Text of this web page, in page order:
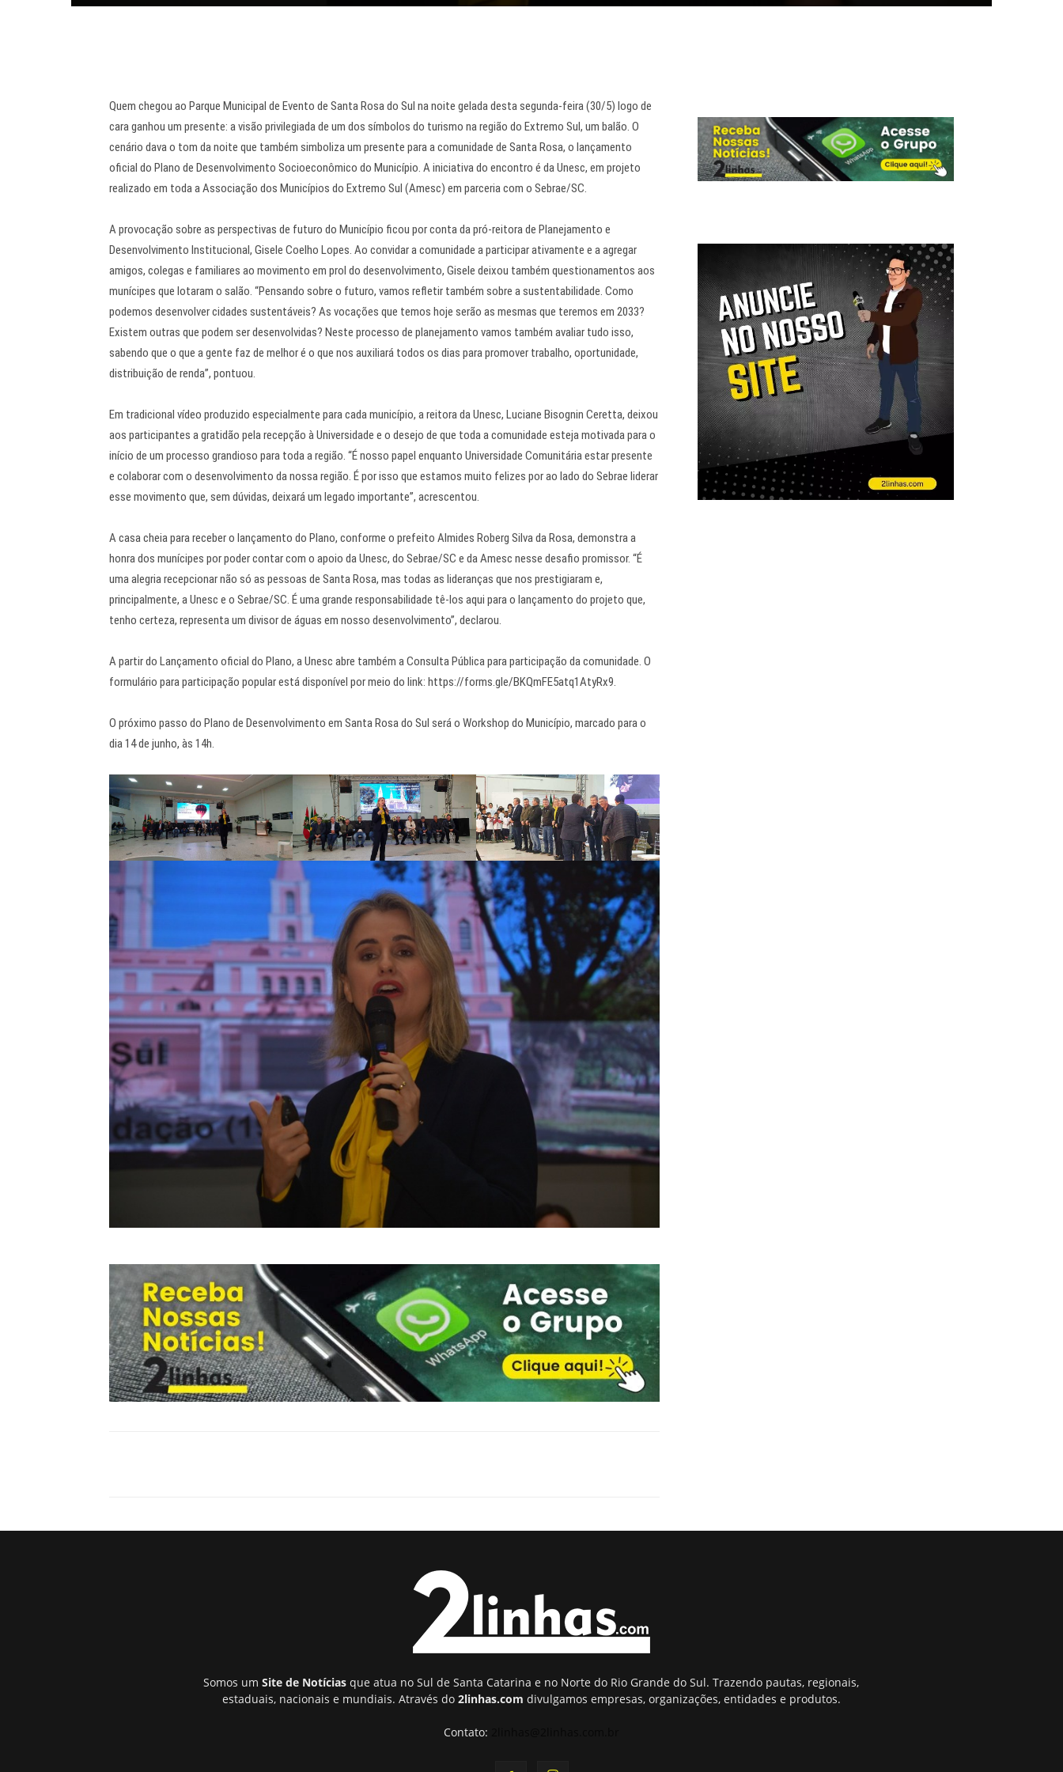
Quem chegou ao Parque Municipal de Evento de Santa Rosa do Sul na noite gelada desta segunda-feira (30/5) logo de
cara ganhou um presente: a visão privilegiada de um dos símbolos do turismo na região do Extremo Sul, um balão. O
cenário dava o tom da noite que também simboliza um presente para a comunidade de Santa Rosa, o lançamento
oficial do Plano de Desenvolvimento Socioeconômico do Município. A iniciativa do encontro é da Unesc, em projeto
realizado em toda a Associação dos Municípios do Extremo Sul (Amesc) em parceria com o Sebrae/SC.
A provocação sobre as perspectivas de futuro do Município ficou por conta da pró-reitora de Planejamento e
Desenvolvimento Institucional, Gisele Coelho Lopes. Ao convidar a comunidade a participar ativamente e a agregar
amigos, colegas e familiares ao movimento em prol do desenvolvimento, Gisele deixou também questionamentos aos
munícipes que lotaram o salão. “Pensando sobre o futuro, vamos refletir também sobre a sustentabilidade. Como
podemos desenvolver cidades sustentáveis? As vocações que temos hoje serão as mesmas que teremos em 2033?
Existem outras que podem ser desenvolvidas? Neste processo de planejamento vamos também avaliar tudo isso,
sabendo que o que a gente faz de melhor é o que nos auxiliará todos os dias para promover trabalho, oportunidade,
distribuição de renda”, pontuou.
Em tradicional vídeo produzido especialmente para cada município, a reitora da Unesc, Luciane Bisognin Ceretta, deixou
aos participantes a gratidão pela recepção à Universidade e o desejo de que toda a comunidade esteja motivada para o
início de um processo grandioso para toda a região. “É nosso papel enquanto Universidade Comunitária estar presente
e colaborar com o desenvolvimento da nossa região. É por isso que estamos muito felizes por ao lado do Sebrae liderar
esse movimento que, sem dúvidas, deixará um legado importante”, acrescentou.
A casa cheia para receber o lançamento do Plano, conforme o prefeito Almides Roberg Silva da Rosa, demonstra a
honra dos munícipes por poder contar com o apoio da Unesc, do Sebrae/SC e da Amesc nesse desafio promissor. “É
uma alegria recepcionar não só as pessoas de Santa Rosa, mas todas as lideranças que nos prestigiaram e,
principalmente, a Unesc e o Sebrae/SC. É uma grande responsabilidade tê-los aqui para o lançamento do projeto que,
tenho certeza, representa um divisor de águas em nosso desenvolvimento”, declarou.
A partir do Lançamento oficial do Plano, a Unesc abre também a Consulta Pública para participação da comunidade. O
formulário para participação popular está disponível por meio do link: https://forms.gle/BKQmFE5atq1AtyRx9.
O próximo passo do Plano de Desenvolvimento em Santa Rosa do Sul será o Workshop do Município, marcado para o
dia 14 de junho, às 14h.
Somos umSite de Notícias que atua no Sul de Santa Catarina e no Norte do Rio Grande do Sul. Trazendo pautas, regionais,
estaduais, nacionais e mundiais. Através do 2linhas.com divulgamos empresas, organizações, entidades e produtos.
Contato: